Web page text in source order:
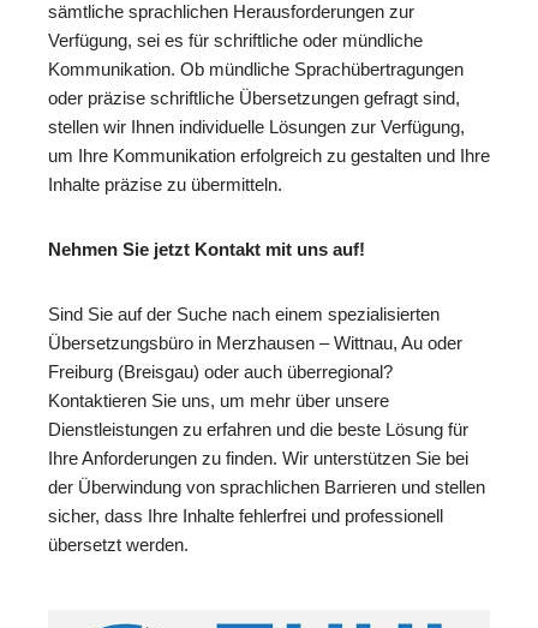
sämtliche sprachlichen Herausforderungen zur
Verfügung, sei es für schriftliche oder mündliche
Kommunikation. Ob mündliche Sprachübertragungen
oder präzise schriftliche Übersetzungen gefragt sind,
stellen wir Ihnen individuelle Lösungen zur Verfügung,
um Ihre Kommunikation erfolgreich zu gestalten und Ihre
Inhalte präzise zu übermitteln.
Nehmen Sie jetzt Kontakt mit uns auf!
Sind Sie auf der Suche nach einem spezialisierten
Übersetzungsbüro in Merzhausen – Wittnau, Au oder
Freiburg (Breisgau) oder auch überregional?
Kontaktieren Sie uns, um mehr über unsere
Dienstleistungen zu erfahren und die beste Lösung für
Ihre Anforderungen zu finden. Wir unterstützen Sie bei
der Überwindung von sprachlichen Barrieren und stellen
sicher, dass Ihre Inhalte fehlerfrei und professionell
übersetzt werden.